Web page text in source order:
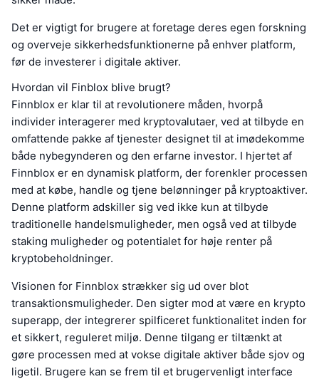
Det er vigtigt for brugere at foretage deres egen forskning
og overveje sikkerhedsfunktionerne på enhver platform,
før de investerer i digitale aktiver.
Hvordan vil Finblox blive brugt?
Finnblox er klar til at revolutionere måden, hvorpå
individer interagerer med kryptovalutaer, ved at tilbyde en
omfattende pakke af tjenester designet til at imødekomme
både nybegynderen og den erfarne investor. I hjertet af
Finnblox er en dynamisk platform, der forenkler processen
med at købe, handle og tjene belønninger på kryptoaktiver.
Denne platform adskiller sig ved ikke kun at tilbyde
traditionelle handelsmuligheder, men også ved at tilbyde
staking muligheder og potentialet for høje renter på
kryptobeholdninger.
Visionen for Finnblox strækker sig ud over blot
transaktionsmuligheder. Den sigter mod at være en krypto
superapp, der integrerer spilficeret funktionalitet inden for
et sikkert, reguleret miljø. Denne tilgang er tiltænkt at
gøre processen med at vokse digitale aktiver både sjov og
ligetil. Brugere kan se frem til et brugervenligt interface